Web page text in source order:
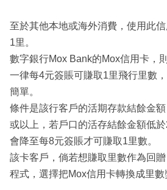
至於其他本地或海外消費，使用此
1里。
數字銀行Mox Bank的Mox信用卡，
一律每4元簽賬可賺取1里飛行里數
簡單。
條件是該行客戶的活期存款結餘金
或以上，若戶口的活存結餘金額低
會降至每8元簽賬才可賺取1里數。
該卡客戶，倘若想賺取里數作為回
程式，選擇把Mox信用卡轉換成里數